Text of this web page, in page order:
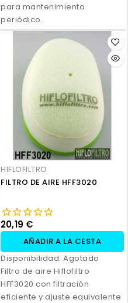
para mantenimiento
periódico.
HIFLOFILTRO
FILTRO DE AIRE HFF3020
20,19 €
AÑADIR A LA CESTA
Disponibilidad: Agotado
Filtro de aire Hiflofiltro
HFF3020 con filtración
eficiente y ajuste equivalente